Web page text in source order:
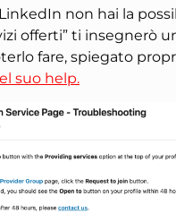
non hai la
offerti” ti insegnerò
fare, spiegato
suo help.